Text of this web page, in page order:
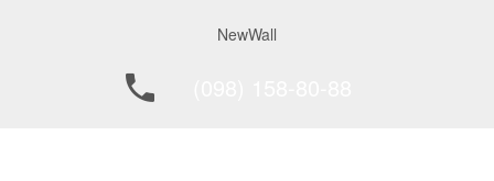
NewWall